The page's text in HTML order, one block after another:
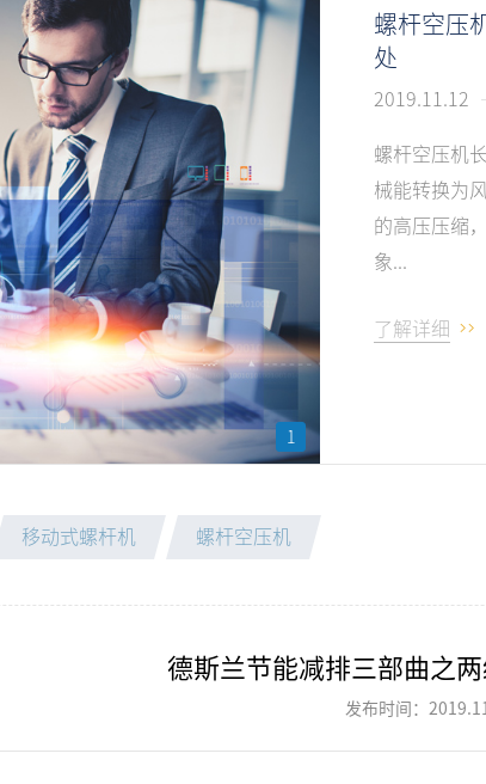
1
螺杆空压
处
2019.11.12
螺杆空压机
械能转换为
的高压压缩
象...
了解详细
移动式螺杆机 螺杆空压机
德斯兰节能减排三部曲之
发布时间：